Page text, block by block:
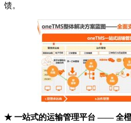
馈。
★ 一站式的运输管理平台 —— 全